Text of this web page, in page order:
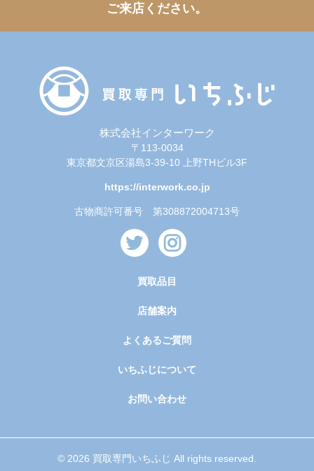
ご来店ください。
株式会社インターワーク
〒113-0034
東京都文京区湯島3-39-10 上野THビル3F
https://interwork.co.jp
古物商許可番号 第308872004713号
買取品目
店舗案内
よくあるご質問
いちふじについて
お問い合わせ
© 2026 買取専門いちふじ All rights reserved.